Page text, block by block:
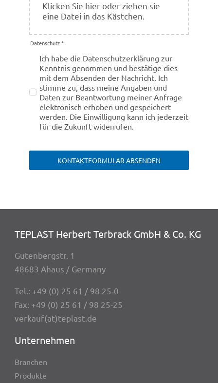
Klicken Sie hier oder ziehen sie
eine Datei in das Kästchen.
Daten­schutz*
Ich habe die Daten­schutz­er­klä­rung zur
Kennt­nis genom­men und bestä­tige dies
mit dem Absen­den der Nach­richt. Ich
stimme zu, dass meine Anga­ben und
Daten zur Beant­wor­tung meiner Anfrage
elek­tro­nisch erho­ben und gespei­chert
werden. Die Einwil­li­gung kann ich jeder­zeit
für die Zukunft widerrufen.
KONTAKTFORMULAR ABSENDEN
TEPLAST Herbert Terbrack GmbH & Co. KG
Guten­berg­str. 1
48683 Ahaus / Germany
Tel.: +49 (0) 25 61 / 98 25-0
Fax: +49 (0) 25 61 / 98 25-25
verkauf(at)teplast.de
Unter­neh­men
Bran­chen
Produkte